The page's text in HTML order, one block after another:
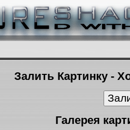
Залить Картинку -
Галерея